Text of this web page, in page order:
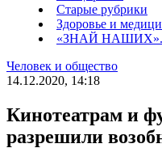
Старые рубрики
Здоровье и
«ЗНАЙ
Человек и общество
14.12.2020, 14:18
Кинотеатрам и
разрешили